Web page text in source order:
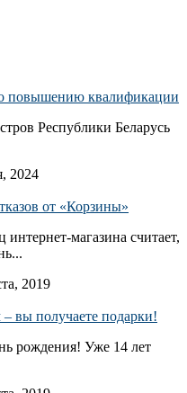
повышению квалификации
Республики Беларусь
2024
от «Корзины»
магазина считает,
2019
вы получаете подарки!
рождения! Уже 14 лет